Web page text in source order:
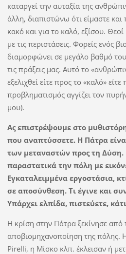
καταργεί την αυταξία της
άλλη, διαπιστώνω ότι είμαστε
κακό και για το καλό, εξίσου.
με τις περιστάσεις. Φορείς ενός
διαμορφώνει σε μεγάλο βαθμό
τις πράξεις μας. Αυτό το
εξελιχθεί είτε προς το «καλό»
προβληματισμός αγγίζει τον
μου).
Ας επιστρέψουμε στο
που αναπτύσσετε. Η Πάτρα
των μεταναστών προς τη Δύση.
παραστατικά την πόλη με
Εγκαταλειμμένα εργοστάσια,
σε αποσύνθεση. Τι έγινε και
Υπάρχει ελπίδα, πιστεύετε,
Η κρίση στην Πάτρα ξεκίνησε από
αποβιομηχανοποίηση της πόλης.
Pirelli, η Μίσκο κλπ. έκλεισαν ή